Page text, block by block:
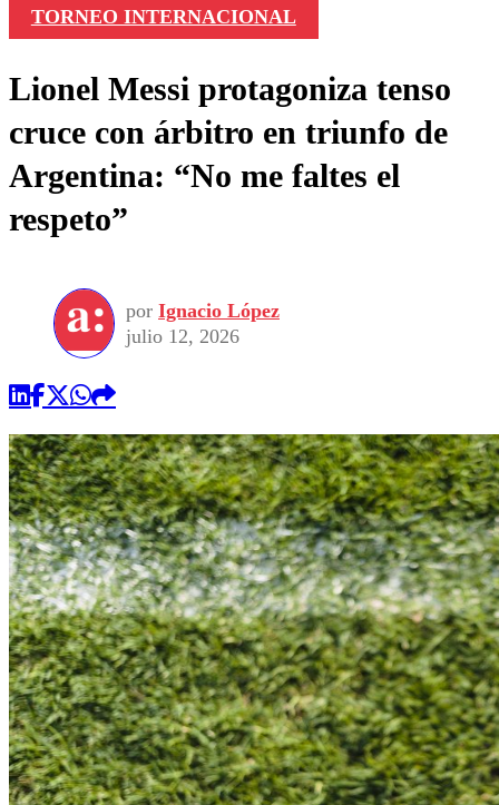
TORNEO INTERNACIONAL
Lionel Messi protagoniza tenso
cruce con árbitro en triunfo de
Argentina: “No me faltes el
respeto”
por Ignacio López
julio 12, 2026